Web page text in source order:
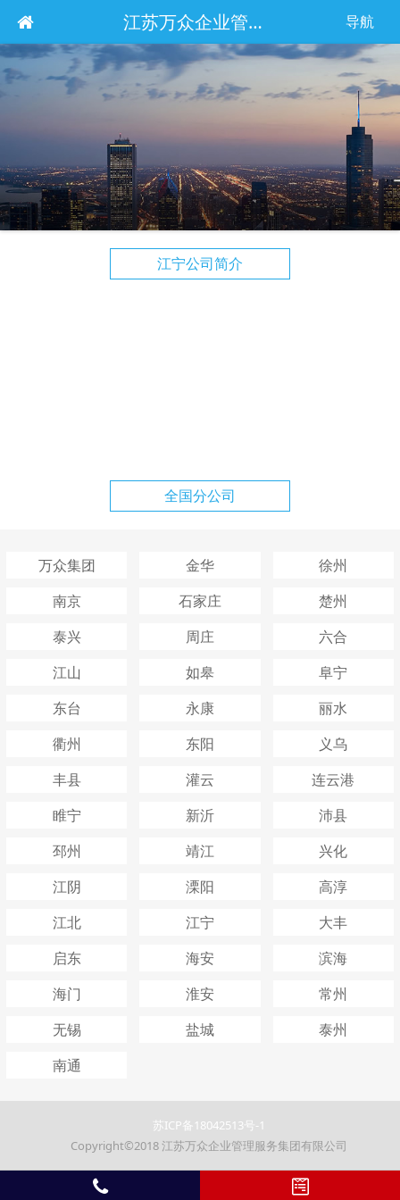
江苏万众企业管理服务集团有限公司 导航
江宁公司简介
全国分公司
万众集团 金华
徐州
南京
石家庄
楚州
泰兴
周庄
六合
江山
如皋
阜宁
东台
永康
丽水
衢州
东阳
义乌
丰县
灌云
连云港
睢宁
新沂
沛县
邳州
靖江
兴化
江阴
溧阳
高淳
江北
江宁
大丰
启东
海安
滨海
海门
淮安
常州
无锡
盐城
泰州
南通
苏ICP备18042513号-1
Copyright©2018 江苏万众企业管理服务集团有限公司